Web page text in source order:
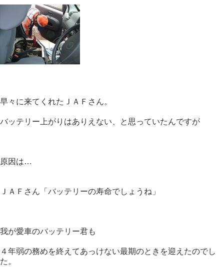
早々に来てくれたＪＡＦさん。
バッテリー上がりはありえない、と思っていたんですが
原因は…
ＪＡＦさん「バッテリーの寿命でしょうね」
我が愛車のバッテリー君も
４年弱の務めを終えてあっけない最期のときを迎えたのでし
た。